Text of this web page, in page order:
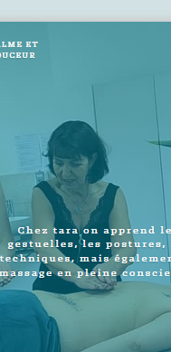
SUIVEZ-NOUS !